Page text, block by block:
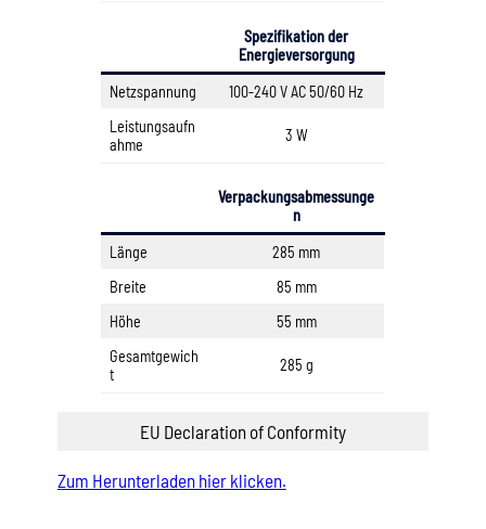
Spezifikation der
Energieversorgung
Netzspannung
100-240 V AC 50/60 Hz
Leistungsaufn
ahme
3 W
Verpackungsabmessunge
n
Länge
285 mm
Breite
85 mm
Höhe
55 mm
Gesamtgewich
t
285 g
EU Declaration of Conformity
Zum Herunterladen hier klicken.